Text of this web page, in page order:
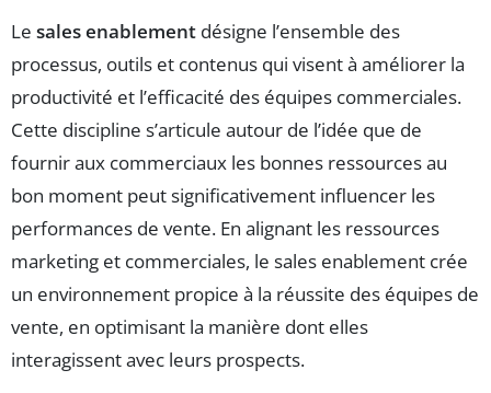
Le sales enablement désigne l’ensemble des
processus, outils et contenus qui visent à améliorer la
productivité et l’efficacité des équipes commerciales.
Cette discipline s’articule autour de l’idée que de
fournir aux commerciaux les bonnes ressources au
bon moment peut significativement influencer les
performances de vente. En alignant les ressources
marketing et commerciales, le sales enablement crée
un environnement propice à la réussite des équipes de
vente, en optimisant la manière dont elles
interagissent avec leurs prospects.